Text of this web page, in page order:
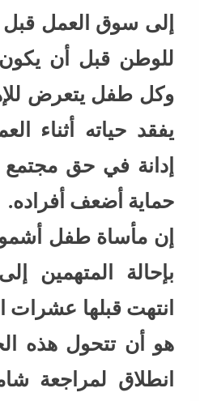
إلى سوق العمل قبل
للوطن قبل أن
وكل طفل يتعرض
يفقد حياته أثناء
إدانة في حق
حماية أضعف أفراده.
إن مأساة طفل
بإحالة المتهمين
انتهت قبلها عشرات
هو أن تتحول هذه
انطلاق لمراجعة